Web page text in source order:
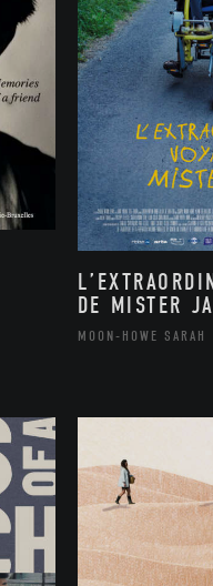
DE MISTER
MOON-HOWE SARAH